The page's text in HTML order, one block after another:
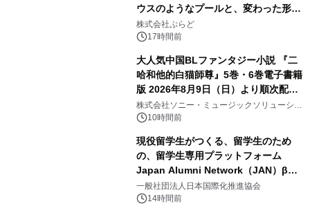
ウスのようなプールと、変わった形の
サウナも 「THE BOXY AWAJI」のお
得な素泊まり連泊プランで
株式会社ぷらど
17時間前
大人気中国BLファンタジー小説 『二
哈和他的白猫師尊』5巻・6巻電子書籍
版 2026年8月9日（日）より順次配信
開始
株式会社ソニー・ミュージックソリューショ
ンズ10時間前
現役留学生がつくる、留学生のため
の、留学生専用プラットフォーム
Japan Alumni Network（JAN）β版
をリリース
一般社団法人日本国際化推進協会
14時間前